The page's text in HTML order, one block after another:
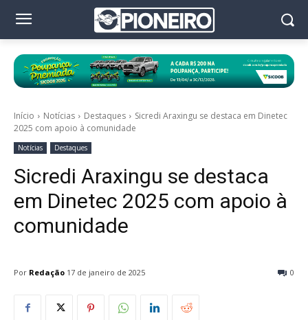
Início Notícias Destaques
Sicredi Araxingu se destaca em Dinetec
2025 com apoio à comunidade
Notícias Destaques
Sicredi Araxingu se destaca
em Dinetec 2025 com apoio à
comunidade
Por Redação 0
17 de janeiro de 2025